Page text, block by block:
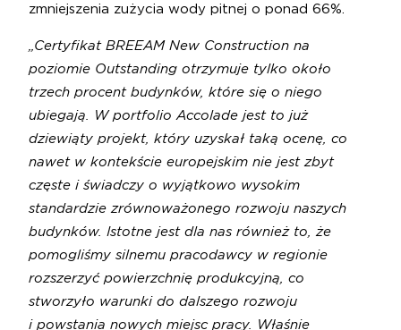
zmniejszenia zużycia wody pitnej o ponad 66%.
„Certyfikat BREEAM New Construction na
poziomie Outstanding otrzymuje tylko około
trzech procent budynków, które się o niego
ubiegają. W portfolio Accolade jest to już
dziewiąty projekt, który uzyskał taką ocenę, co
nawet w kontekście europejskim nie jest zbyt
częste i świadczy o wyjątkowo wysokim
standardzie zrównoważonego rozwoju naszych
budynków. Istotne jest dla nas również to, że
pomogliśmy silnemu pracodawcy w regionie
rozszerzyć powierzchnię produkcyjną, co
stworzyło warunki do dalszego rozwoju
i powstania nowych miejsc pracy. Właśnie